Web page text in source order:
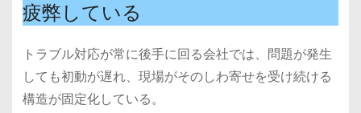
疲弊している
トラブル対応が常に後手に回る会社では、問題が発生
しても初動が遅れ、現場がそのしわ寄せを受け続ける
構造が固定化している。